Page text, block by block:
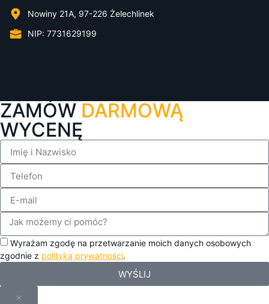
Nowiny 21A, 97-226 Żelechlinek
NIP: 7731629199
ZAMÓW DARMOWĄ
WYCENĘ
Wyrażam zgodę na przetwarzanie moich danych osobowych
zgodnie z polityką prywatności.
WYŚLIJ